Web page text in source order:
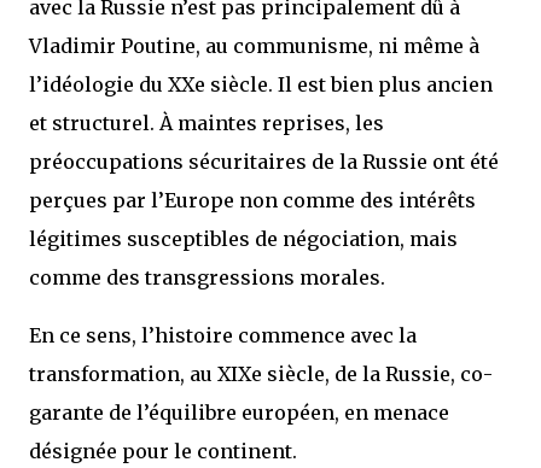
avec la Russie n’est pas principalement dû à
Vladimir Poutine, au communisme, ni même à
l’idéologie du XXe siècle. Il est bien plus ancien
et structurel. À maintes reprises, les
préoccupations sécuritaires de la Russie ont été
perçues par l’Europe non comme des intérêts
légitimes susceptibles de négociation, mais
comme des transgressions morales.
En ce sens, l’histoire commence avec la
transformation, au XIXe siècle, de la Russie, co-
garante de l’équilibre européen, en menace
désignée pour le continent.